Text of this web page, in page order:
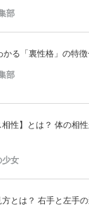
部
かる「裏性格」の特
部
相性】とは？ 体の相
少女
とは？ 右手と左手